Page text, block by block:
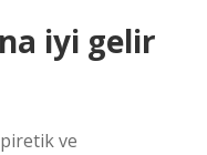
iyi gelir
ve